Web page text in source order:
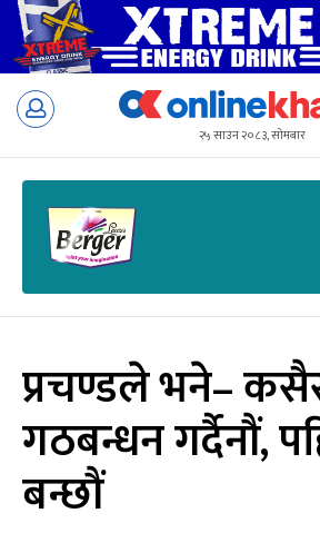
Skip
२५ साउन २०८३, सोमबार
प्रचण्डले भने–
गठबन्धन गर्दैनौं,
बन्छौं